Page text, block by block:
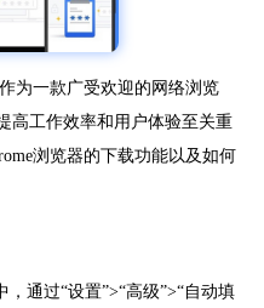
为一款广受欢迎的网络浏览
高工作效率和用户体验至关重
浏览器的下载功能以及如何
通过“设置”>“高级”>“自动填